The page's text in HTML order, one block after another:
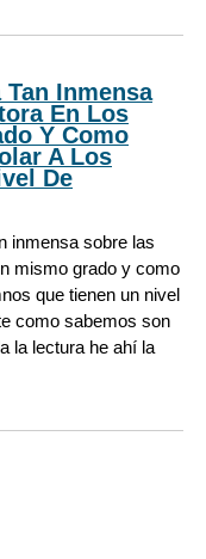
Inmensa
En Los
Y Como
A Los
De
inmensa sobre las
mismo grado y como
que tienen un nivel
como sabemos son
la lectura he ahí la